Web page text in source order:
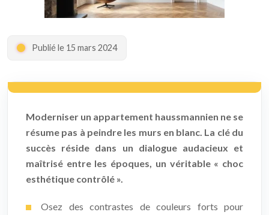
Publié le 15 mars 2024
Moderniser un appartement haussmannien ne se
résume pas à peindre les murs en blanc. La clé du
succès réside dans un dialogue audacieux et
maîtrisé entre les époques, un véritable « choc
esthétique contrôlé ».
Osez des contrastes de couleurs forts pour